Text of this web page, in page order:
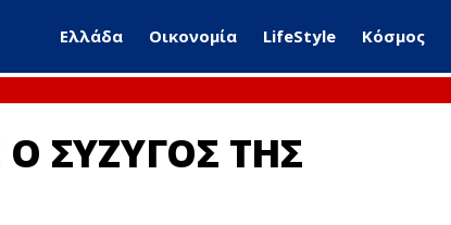
Ελλάδα Οικονομία LifeStyle Κόσμος
ΣΥΖΥΓΟΣ ΤΗΣ